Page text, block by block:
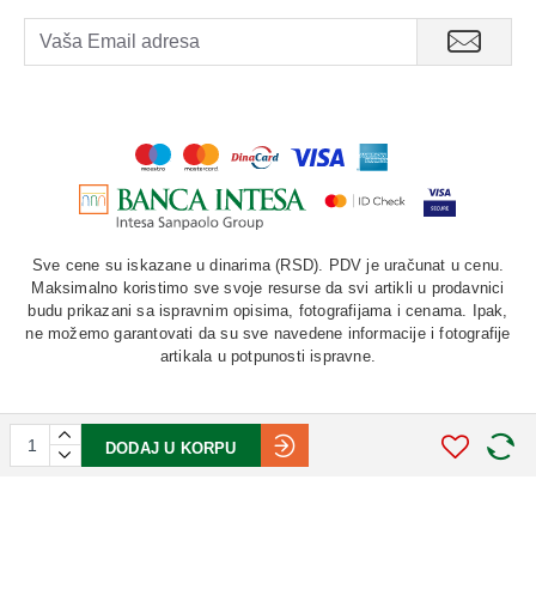
DODAJ U KORPU
Sve cene su iskazane u dinarima (RSD). PDV je uračunat u cenu.
Maksimalno koristimo sve svoje resurse da svi artikli u prodavnici
budu prikazani sa ispravnim opisima, fotografijama i cenama. Ipak,
ne možemo garantovati da su sve navedene informacije i fotografije
artikala u potpunosti ispravne.
©2026. AU "LAURUS". Sva prava zadržana.